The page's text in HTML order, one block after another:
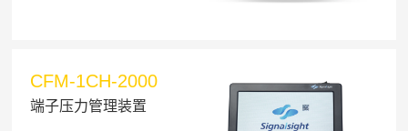
CFM-1CH-2000
端子压力管理装置